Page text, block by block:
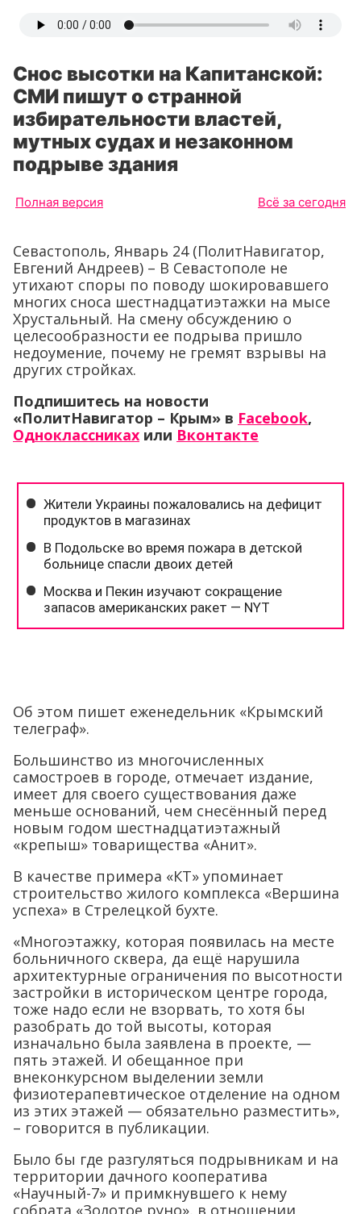
Снос высотки на Капитанской:
СМИ пишут о странной
избирательности властей,
мутных судах и незаконном
подрыве здания
Полная версия Всё за сегодня
Севастополь, Январь 24 (ПолитНавигатор,
Евгений Андреев) – В Севастополе не
утихают споры по поводу шокировавшего
многих сноса шестнадцатиэтажки на мысе
Хрустальный. На смену обсуждению о
целесообразности ее подрыва пришло
недоумение, почему не гремят взрывы на
других стройках.
Подпишитесь на новости
«ПолитНавигатор – Крым» в Facebook,
Одноклассниках или Вконтакте
Об этом пишет еженедельник «Крымский
телеграф».
Большинство из многочисленных
самостроев в городе, отмечает издание,
имеет для своего существования даже
меньше оснований, чем снесённый перед
новым годом шестнадцатиэтажный
«крепыш» товарищества «Анит».
В качестве примера «КТ» упоминает
строительство жилого комплекса «Вершина
успеха» в Стрелецкой бухте.
«Многоэтажку, которая появилась на месте
больничного сквера, да ещё нарушила
архитектурные ограничения по высотности
застройки в историческом центре города,
тоже надо если не взорвать, то хотя бы
разобрать до той высоты, которая
изначально была заявлена в проекте, —
пять этажей. И обещанное при
внеконкурсном выделении земли
физиотерапевтическое отделение на одном
из этих этажей — обязательно разместить»,
– говорится в публикации.
Было бы где разгуляться подрывникам и на
территории дачного кооператива
«Научный-7» и примкнувшего к нему
собрата «Золотое руно», в отношении